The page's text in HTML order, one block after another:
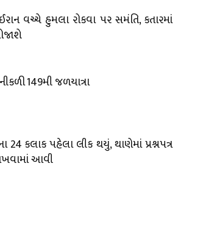
વચ્ચે હુમલા રોકવા પર સમંતિ, કતારમાં
149મી જળયાત્રા
24 કલાક પહેલા લીક થયું, થાણેમાં પ્રશ્નપત્ર
આવી